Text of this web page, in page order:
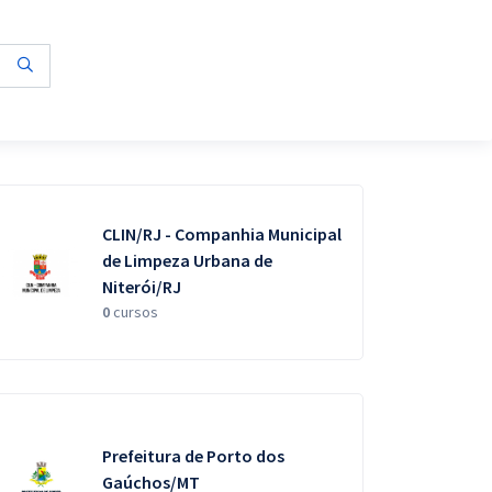
CLIN/RJ - Companhia Municipal
de Limpeza Urbana de
Niterói/RJ
0cursos
Prefeitura de Porto dos
Gaúchos/MT